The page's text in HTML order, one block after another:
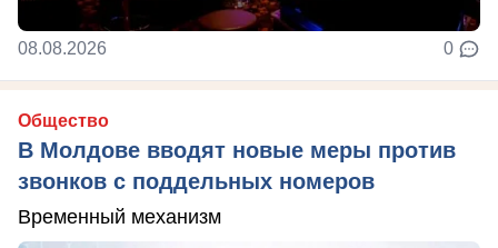
08.08.2026 0
Общество
В Молдове вводят новые меры против
звонков с поддельных номеров
Временный механизм